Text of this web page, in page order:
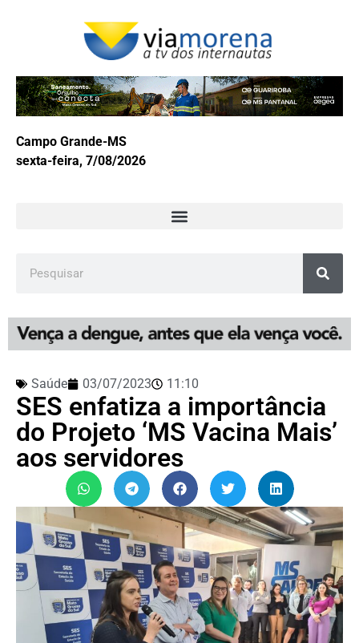
Campo Grande-MS
sexta-feira, 7/08/2026
Saúde 03/07/2023 11:10
SES enfatiza a importância
do Projeto ‘MS Vacina Mais’
aos servidores